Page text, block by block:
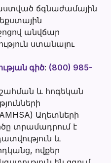
ճգնաժամային
անվճար
ստանալու
գիծ: (800) 985-
և հոգեկան
Աղետների
տրամադրում է
և
ովքեր